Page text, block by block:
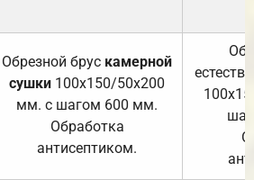
Обрезной брус камерной
сушки 100х150/50х200
мм. с шагом 600 мм.
Обработка
антисептиком.